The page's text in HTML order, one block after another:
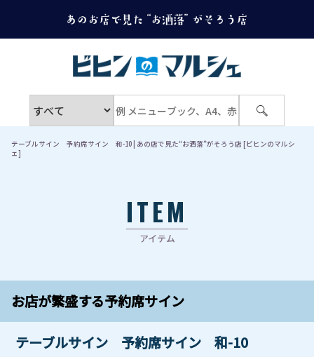
テーブルサイン 予約席サイン 和-10 | あの店で見た“お洒落”がそろう店 [ビヒンのマルシ
ェ]
ITEM
アイテム
お店が繁盛する予約席サイン
テーブルサイン 予約席サイン 和-10